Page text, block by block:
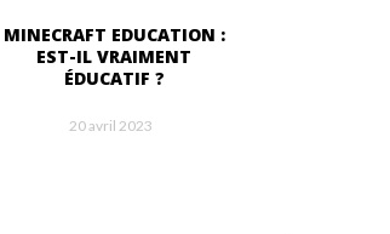
MINECRAFT EDUCATION :
EST-IL VRAIMENT
ÉDUCATIF ?
20 avril 2023